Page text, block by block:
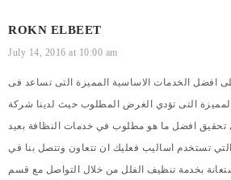
ROKN ELBEET
July 14, 2016 at 10:00 am
افضل الخدمات الاساسية المميزة التى تساعد فى
التى تؤدي الغرض المطلوب حيث لدينا شركة
تحقيق افضل ما هو مطلوب في خدمات النظافة بعيد
تستخدم اساليب فعليك ان تتعاون وتتصل بنا في
بخدمة تنظيف الفلل من خلال التواصل مع قسم